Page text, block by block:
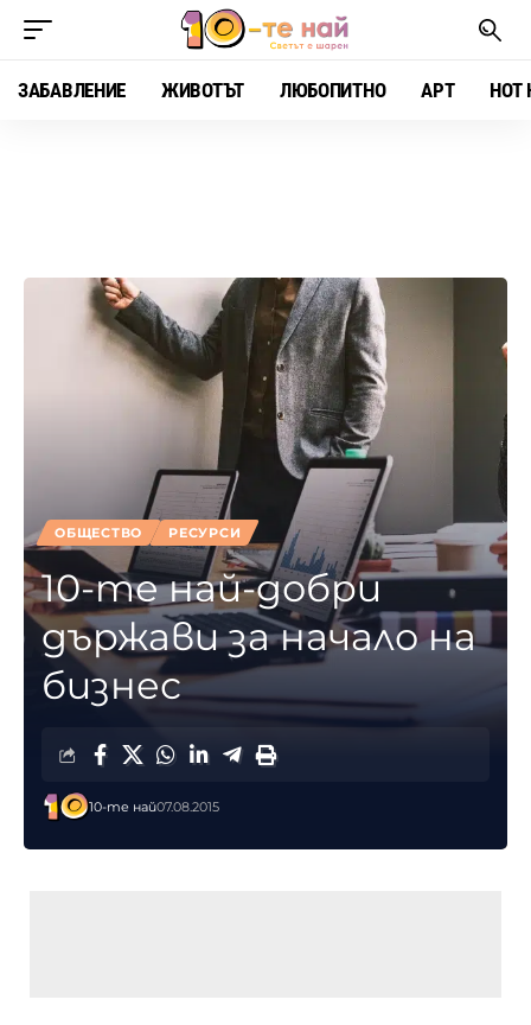
ЗАБАВЛЕНИЕ ЖИВОТЪТ ЛЮБОПИТНО АРТ HOT
ОБЩЕСТВО РЕСУРСИ
10-те най-добри
държави за начало на
бизнес
10-те най07.08.2015